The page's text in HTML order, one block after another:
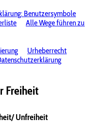
Benutzersymbole
Alle Wege führen zu
Urheberrecht
Freiheit
Unfreiheit